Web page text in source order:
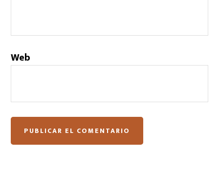
Web